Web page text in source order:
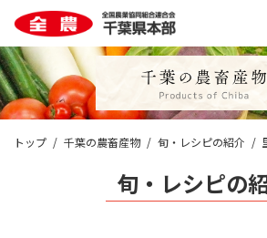
トップ 千葉の農畜産物 旬・レシピの紹介
旬・レシピの